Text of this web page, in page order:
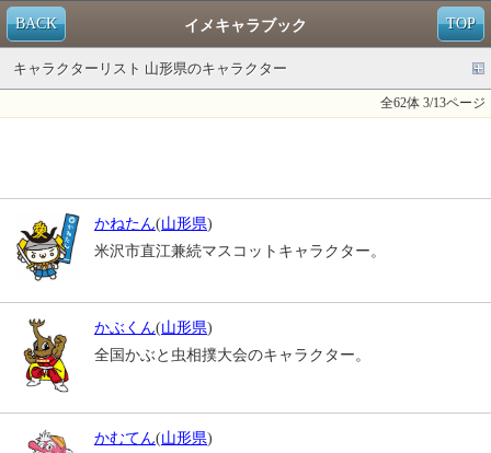
TOP
BACK イメキャラブック
キャラクターリスト 山形県のキャラクター
全62体 3/13ページ
かねたん(山形県)
米沢市直江兼続マスコットキャラクター。
かぶくん(山形県)
全国かぶと虫相撲大会のキャラクター。
かむてん(山形県)